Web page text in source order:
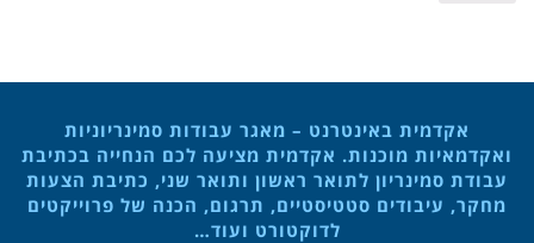
אקדמית באינטרנט – מאגר עבודות סמינריוניות
ואקדמאיות מוכנות. אקדמית מציעה לכם הנחייה בכתיבת
עבודת סמינריון לתואר ראשון ותואר שני, כתיבת הצעות
מחקר, עיבודים סטטיסטיים, תרגום, הכנה של פרוייקטים
לדוקטורט ועוד…